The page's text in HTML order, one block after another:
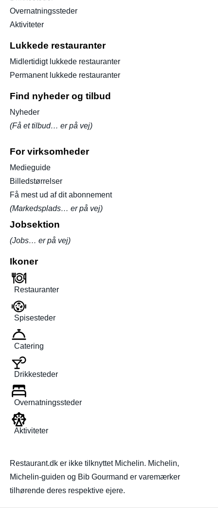
Overnatningssteder
Aktiviteter
Lukkede restauranter
Midlertidigt lukkede restauranter
Permanent lukkede restauranter
Find nyheder og tilbud
Nyheder
(Få et tilbud… er på vej)
For virksomheder
Medieguide
Billedstørrelser
Få mest ud af dit abonnement
(Markedsplads… er på vej)
Jobsektion
(Jobs… er på vej)
Ikoner
Restauranter
Spisesteder
Catering
Drikkesteder
Overnatningssteder
Aktiviteter
Restaurant.dk er ikke tilknyttet Michelin. Michelin,
Michelin-guiden og Bib Gourmand er varemærker
tilhørende deres respektive ejere.